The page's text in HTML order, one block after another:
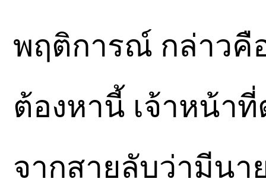
พฤติการณ์ กล่าวคื
ต้องหานี้ เจ้าหน้า
จากสายลับว่ามีนา